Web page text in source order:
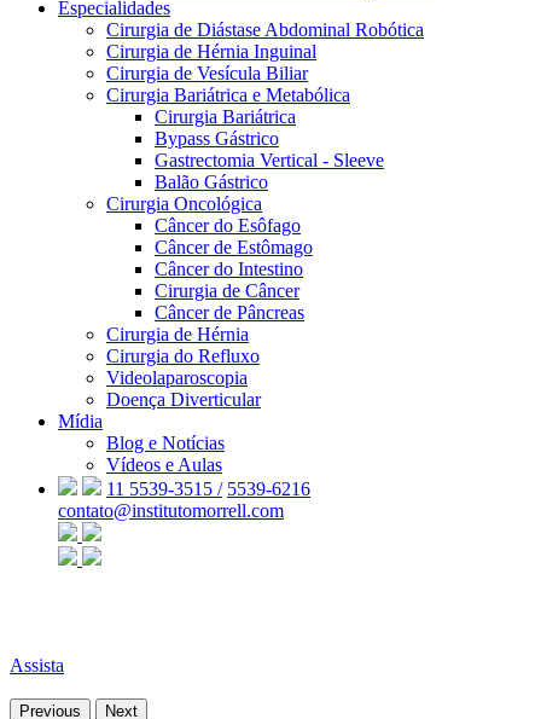
Especialidades
Cirurgia de Diástase Abdominal Robótica
Cirurgia de Hérnia Inguinal
Cirurgia de Vesícula Biliar
Cirurgia Bariátrica e Metabólica
Cirurgia Bariátrica
Bypass Gástrico
Gastrectomia Vertical - Sleeve
Balão Gástrico
Cirurgia Oncológica
Câncer do Esôfago
Câncer de Estômago
Câncer do Intestino
Cirurgia de Câncer
Câncer de Pâncreas
Cirurgia de Hérnia
Cirurgia do Refluxo
Videolaparoscopia
Doença Diverticular
Mídia
Blog e Notícias
Vídeos e Aulas
11 5539-3515 / 5539-6216
contato@institutomorrell.com
Assista
Previous Next